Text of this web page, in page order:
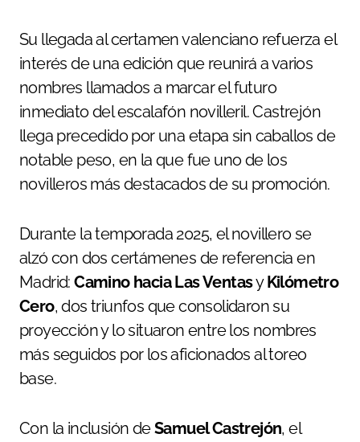
Su llegada al certamen valenciano refuerza el
interés de una edición que reunirá a varios
nombres llamados a marcar el futuro
inmediato del escalafón novilleril. Castrejón
llega precedido por una etapa sin caballos de
notable peso, en la que fue uno de los
novilleros más destacados de su promoción.
Durante la temporada 2025, el novillero se
alzó con dos certámenes de referencia en
Madrid:Camino hacia Las VentasyKilómetro
Cero, dos triunfos que consolidaron su
proyección y lo situaron entre los nombres
más seguidos por los aficionados al toreo
base.
Con la inclusión deSamuel Castrejón, el